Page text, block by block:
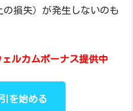
損失）が発生しないのも
ルカムボーナス提供中
を始める